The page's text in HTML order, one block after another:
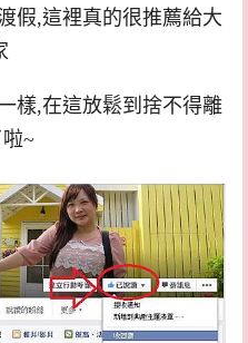
假,這裡真的很推薦給大
樣,在這放鬆到捨不得離
啦~